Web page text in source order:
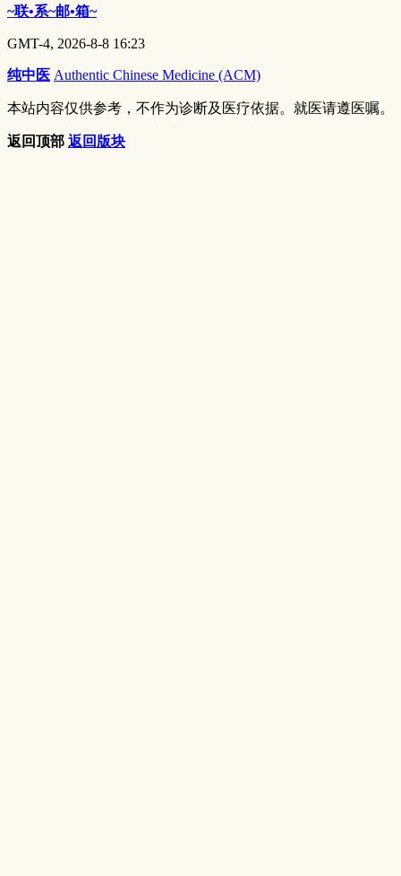
~联•系~邮•箱~
GMT-4, 2026-8-8 16:23
纯中医 Authentic Chinese Medicine (ACM)
本站内容仅供参考，不作为诊断及医疗依据。就医请遵医嘱。
返回顶部 返回版块